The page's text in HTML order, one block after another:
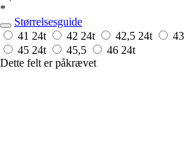
*
Størrelsesguide
41 24t 42 24t 42,5 24t 43
45 24t 45,5 46 24t
Dette felt er påkrævet